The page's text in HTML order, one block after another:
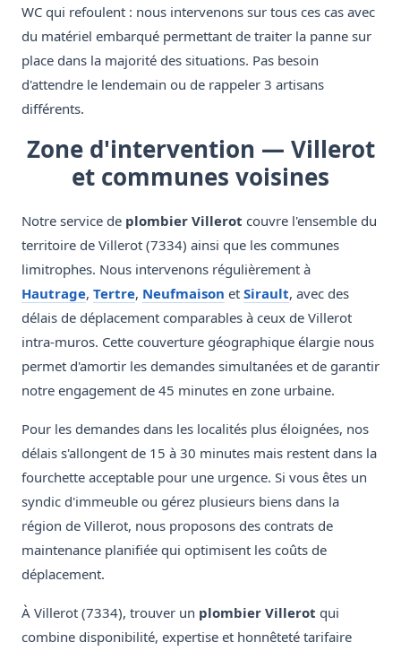
WC qui refoulent : nous intervenons sur tous ces cas avec
du matériel embarqué permettant de traiter la panne sur
place dans la majorité des situations. Pas besoin
d'attendre le lendemain ou de rappeler 3 artisans
différents.
Zone d'intervention — Villerot
et communes voisines
Notre service de plombier Villerot couvre l'ensemble du
territoire de Villerot (7334) ainsi que les communes
limitrophes. Nous intervenons régulièrement à
Hautrage, Tertre, Neufmaison et Sirault, avec des
délais de déplacement comparables à ceux de Villerot
intra-muros. Cette couverture géographique élargie nous
permet d'amortir les demandes simultanées et de garantir
notre engagement de 45 minutes en zone urbaine.
Pour les demandes dans les localités plus éloignées, nos
délais s'allongent de 15 à 30 minutes mais restent dans la
fourchette acceptable pour une urgence. Si vous êtes un
syndic d'immeuble ou gérez plusieurs biens dans la
région de Villerot, nous proposons des contrats de
maintenance planifiée qui optimisent les coûts de
déplacement.
À Villerot (7334), trouver un plombier Villerot qui
combine disponibilité, expertise et honnêteté tarifaire